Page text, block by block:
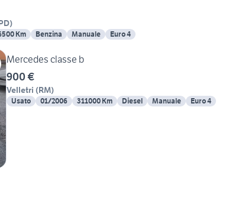
)
Km Benzina Manuale Euro 4
Mercedes classe b
900 €
Velletri (RM)
Usato 01/2006 311000 Km Diesel Manuale Euro 4